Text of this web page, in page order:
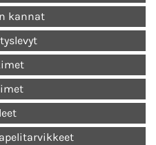
kannat